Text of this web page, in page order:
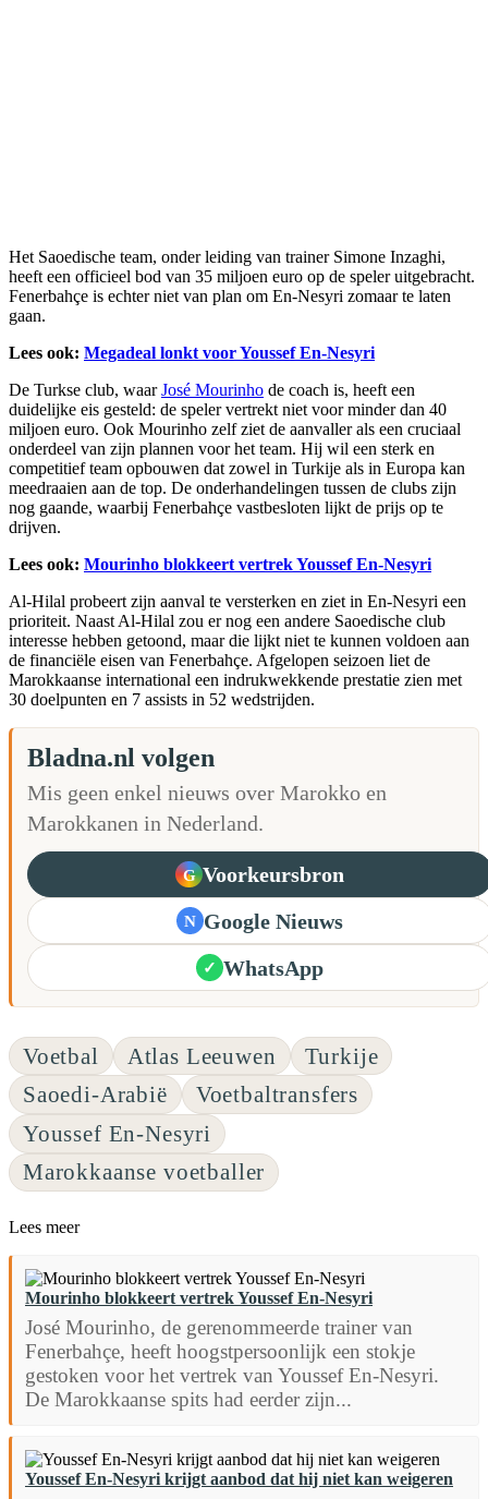
Het Saoedische team, onder leiding van trainer Simone Inzaghi,
heeft een officieel bod van 35 miljoen euro op de speler uitgebracht.
Fenerbahçe is echter niet van plan om En-Nesyri zomaar te laten
gaan.
Lees ook: Megadeal lonkt voor Youssef En-Nesyri
De Turkse club, waarJosé Mourinho de coach is, heeft een
duidelijke eis gesteld: de speler vertrekt niet voor minder dan 40
miljoen euro. Ook Mourinho zelf ziet de aanvaller als een cruciaal
onderdeel van zijn plannen voor het team. Hij wil een sterk en
competitief team opbouwen dat zowel in Turkije als in Europa kan
meedraaien aan de top. De onderhandelingen tussen de clubs zijn
nog gaande, waarbij Fenerbahçe vastbesloten lijkt de prijs op te
drijven.
Lees ook: Mourinho blokkeert vertrek Youssef En-Nesyri
Al-Hilal probeert zijn aanval te versterken en ziet in En-Nesyri een
prioriteit. Naast Al-Hilal zou er nog een andere Saoedische club
interesse hebben getoond, maar die lijkt niet te kunnen voldoen aan
de financiële eisen van Fenerbahçe. Afgelopen seizoen liet de
Marokkaanse international een indrukwekkende prestatie zien met
30 doelpunten en 7 assists in 52 wedstrijden.
Bladna.nl volgen
Mis geen enkel nieuws over Marokko en
Marokkanen in Nederland.
G Voorkeursbron
N Google Nieuws
✓ WhatsApp
Voetbal Atlas Leeuwen
Turkije
Saoedi-Arabië
Voetbaltransfers
Youssef En-Nesyri
Marokkaanse voetballer
Lees meer
Mourinho blokkeert vertrek Youssef En-Nesyri
José Mourinho, de gerenommeerde trainer van
Fenerbahçe, heeft hoogstpersoonlijk een stokje
gestoken voor het vertrek van Youssef En-Nesyri.
De Marokkaanse spits had eerder zijn...
Youssef En-Nesyri krijgt aanbod dat hij niet kan weigeren